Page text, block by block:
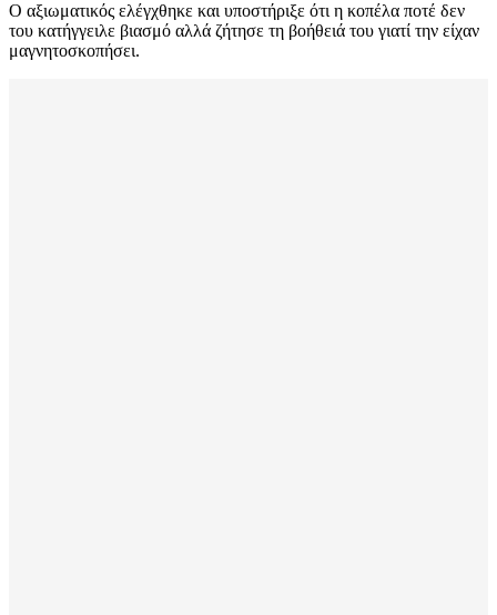
Ο αξιωματικός ελέγχθηκε και υποστήριξε ότι η κοπέλα ποτέ δεν
του κατήγγειλε βιασμό αλλά ζήτησε τη βοήθειά του γιατί την είχαν
μαγνητοσκοπήσει.